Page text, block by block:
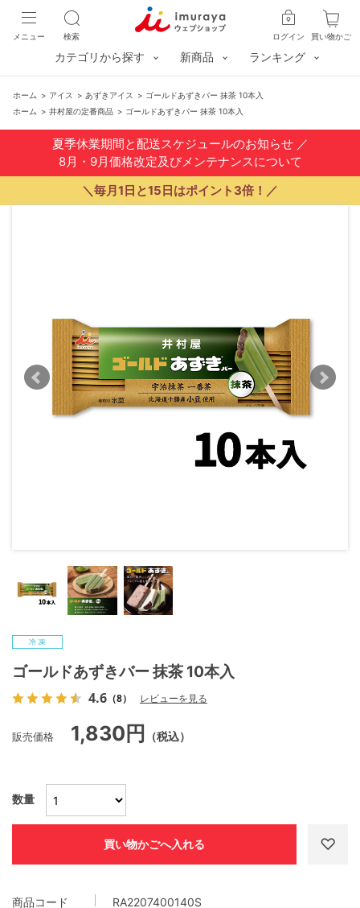
買い物かご
ログイン
検索
メニュー
カテゴリから探す 新商品 ランキング
ホーム > アイス > あずきアイス > ゴールドあずきバー 抹茶 10本入
ホーム > 井村屋の定番商品 > ゴールドあずきバー 抹茶 10本入
夏季休業期間と配送スケジュールのお知らせ／
8月・9月価格改定及びメンテナンスについて
＼毎月1日と15日はポイント3倍！／
ゴールドあずきバー 抹茶 10本入
4.6 （8） レビューを見る
販売価格 1,830円 （税込）
数量
商品コード RA2207400140S